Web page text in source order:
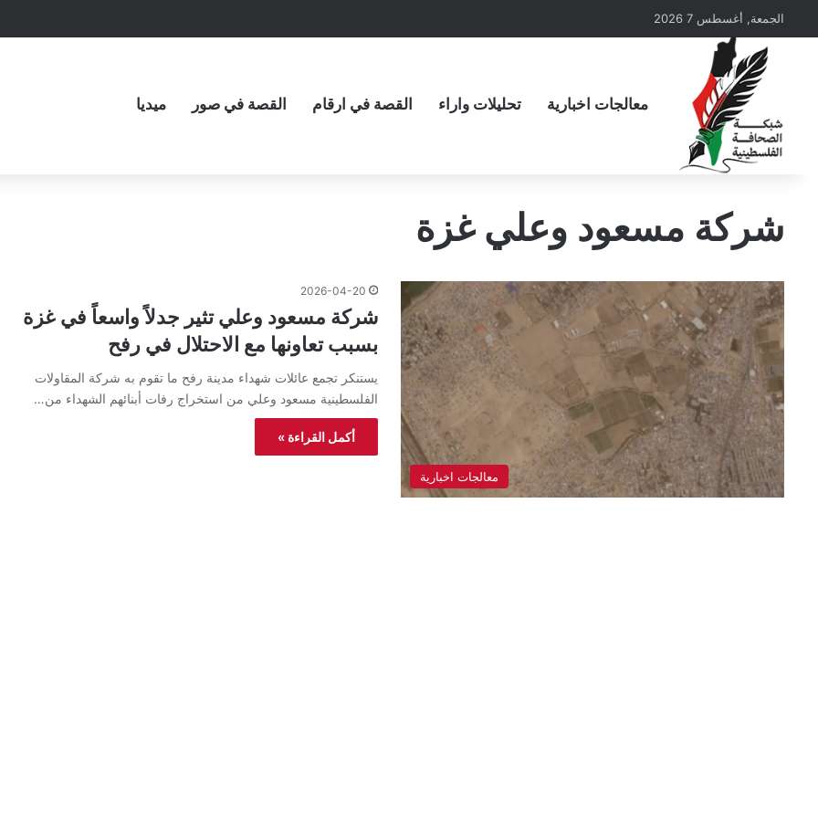
الجمعة, أغسطس 7 2026
معالجات اخبارية تحليلات واراء القصة في ارقام القصة في صور ميديا
شركة مسعود وعلي غزة
معالجات اخبارية
2026-04-20
شركة مسعود وعلي تثير جدلاً واسعاً في غزة
بسبب تعاونها مع الاحتلال في رفح
يستنكر تجمع عائلات شهداء مدينة رفح ما تقوم به شركة المقاولات
الفلسطينية مسعود وعلي من استخراج رفات أبنائهم الشهداء من…
أكمل القراءة »